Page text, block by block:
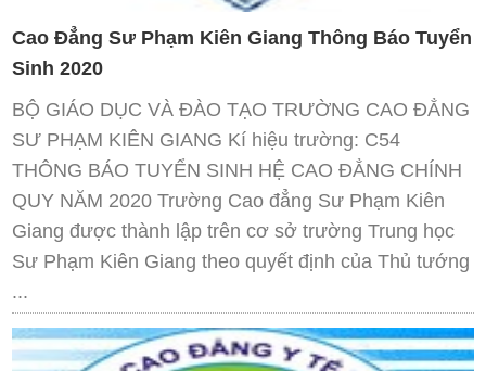
Cao Đẳng Sư Phạm Kiên Giang Thông Báo Tuyển
Sinh 2020
BỘ GIÁO DỤC VÀ ĐÀO TẠO TRƯỜNG CAO ĐẲNG
SƯ PHẠM KIÊN GIANG Kí hiệu trường: C54
THÔNG BÁO TUYỂN SINH HỆ CAO ĐẲNG CHÍNH
QUY NĂM 2020 Trường Cao đẳng Sư Phạm Kiên
Giang được thành lập trên cơ sở trường Trung học
Sư Phạm Kiên Giang theo quyết định của Thủ tướng
...